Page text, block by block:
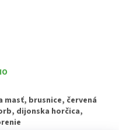
masť, brusnice, červená
dijonska horčica,